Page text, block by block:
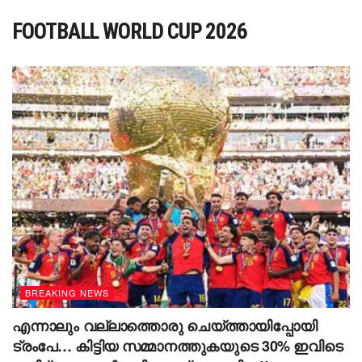
FOOTBALL WORLD CUP 2026
BREAKING NEWS
എന്നാലും വല്ലാത്തൊരു ചെയ്ത്തായിപ്പോയി
ട്രംപേ… കിട്ടിയ സമ്മാനത്തുകയു‌ടെ 30% ഇവിടെ